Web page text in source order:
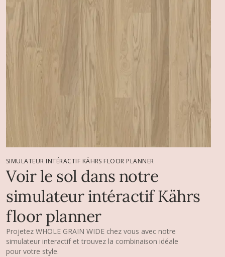
SIMULATEUR INTÉRACTIF KÄHRS FLOOR PLANNER
Voir le sol dans notre
simulateur intéractif Kährs
floor planner
Projetez WHOLE GRAIN WIDE chez vous avec notre
simulateur interactif et trouvez la combinaison idéale
pour votre style.